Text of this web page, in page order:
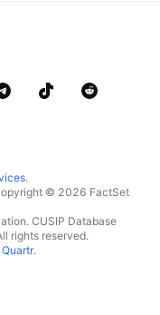
.
© 2026 FactSet
CUSIP Database
rights reserved.
Quartr.